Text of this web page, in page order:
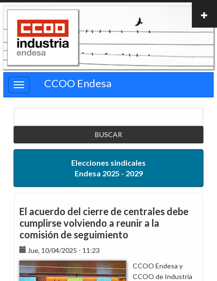
Pasar
contenido
principal
CCOO Endesa
Elecciones sindicales
Endesa 2025 - 2029
El acuerdo del cierre de centrales debe
cumplirse volviendo a reunir a la
comisión de seguimiento
Jue, 10/04/2025 - 11:23
CCOO Endesa y
CCOO de Industria